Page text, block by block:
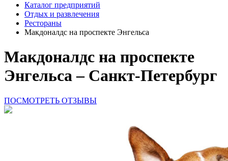
Каталог предприятий
Отдых и развлечения
Рестораны
Макдоналдс на проспекте Энгельса
Макдоналдс на проспекте
Энгельса – Санкт-Петербург
ПОСМОТРЕТЬ ОТЗЫВЫ